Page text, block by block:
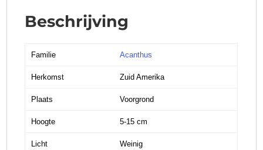
Beschrijving
Familie Acanthus
Herkomst Zuid Amerika
Plaats Voorgrond
Hoogte 5-15 cm
Licht Weinig